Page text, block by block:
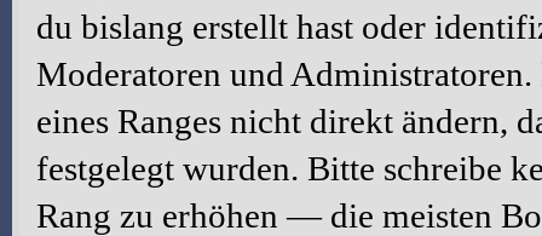
du bislang erstellt hast oder
Moderatoren und
eines Ranges nicht direkt ändern,
festgelegt wurden. Bitte schreibe
Rang zu erhöhen — die meisten